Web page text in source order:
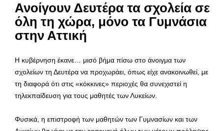
Ανοίγουν Δευτέρα τα σχολεία σε
όλη τη χώρα, μόνο τα Γυμνάσια
στην Αττική
Η κυβέρνηση έκανε… μισό βήμα πίσω στο άνοιγμα των
σχολείων τη Δευτέρα να προχωράει, όπως είχε ανακοινωθεί, με
τη διαφορά ότι στις «κόκκινες» περιοχές θα συνεχιστεί η
τηλεκπαίδευση για τους μαθητές των Λυκείων.
Φυσικά, η επιστροφή των μαθητών των Γυμνασίων και των